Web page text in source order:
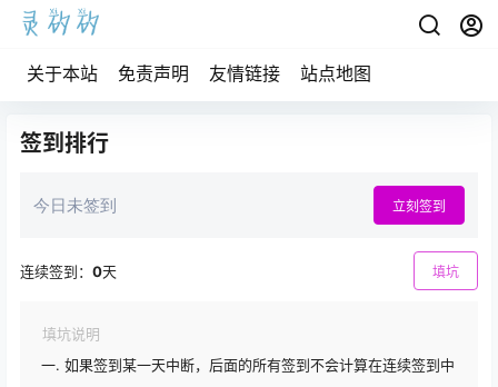
关于本站 免责声明 友情链接 站点地图
签到排行
今日未签到 立刻签到
连续签到： 0天 填坑
填坑说明
如果签到某一天中断，后面的所有签到不会计算在连续签到中